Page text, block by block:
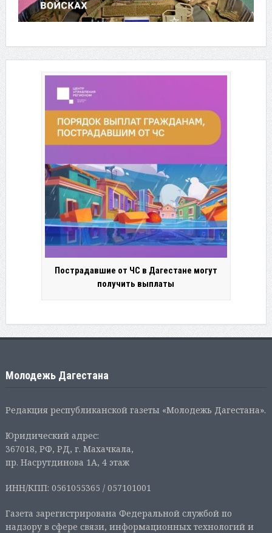
Пострадавшие от ЧС в Дагестане могут
получить выплаты
Молодежь Дагестана
Редакция республиканской газеты «Молодежь Дагестана».
Юридический адрес:
367018, РФ, РД, г. Махачкала,
пр. Насрутдинова 1А, 4 этаж
ИНН/КПП: 0561055365 / 057101001
Газета зарегистрирована Федеральной службой по
надзору в сфере связи, информационных технологий и